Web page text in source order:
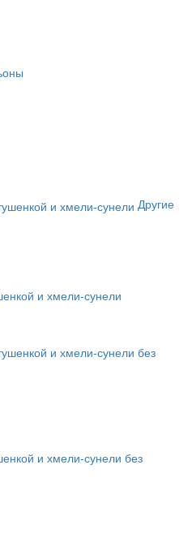
Другие
и хмели-сунели
и хмели-сунели без